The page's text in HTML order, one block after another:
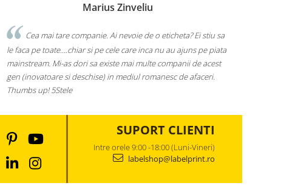
Marius Zinveliu
Cea mai tare companie. Ai nevoie de o eticheta? Ei stiu sa
le faca pe toate....chiar si pe cele care inca nu au ajuns pe piata
mainstream. Mi-as dori sa existe mai multe companii de acest
gen (inovatoare si deschise) in mediul romanesc de afaceri.
Thumbs up! 5Stele
SUPORT CLIENTI
Intre orele 9:00 -18:00 (Luni-Vineri)
labelshop@labelprint.ro